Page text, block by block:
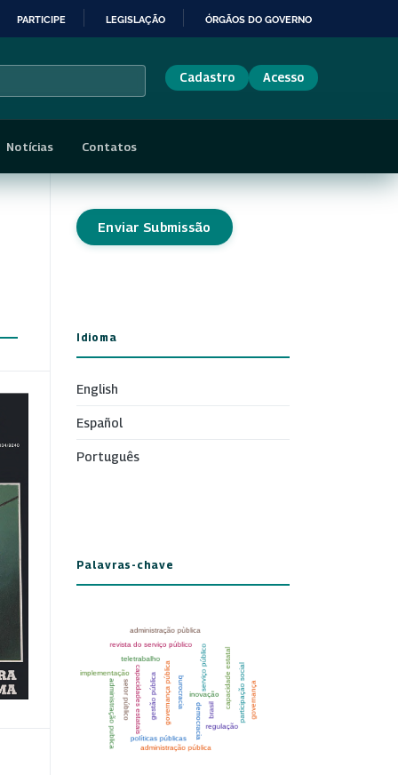
PARTICIPE LEGISLAÇÃO ÓRGÃOS DO GOVERNO
Cadastro Acesso
Notícias Contatos
Enviar Submissão
Idioma
English
Español
Português
Palavras-chave